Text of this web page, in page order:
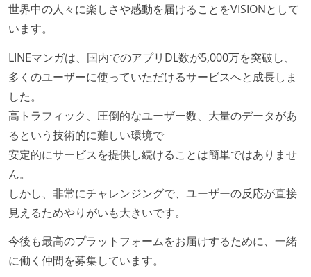
世界中の人々に楽しさや感動を届けることをVISIONとして
います。
LINEマンガは、国内でのアプリDL数が5,000万を突破し、
多くのユーザーに使っていただけるサービスへと成長しま
した。
高トラフィック、圧倒的なユーザー数、大量のデータがあ
るという技術的に難しい環境で
安定的にサービスを提供し続けることは簡単ではありませ
ん。
しかし、非常にチャレンジングで、ユーザーの反応が直接
見えるためやりがいも大きいです。
今後も最高のプラットフォームをお届けするために、一緒
に働く仲間を募集しています。